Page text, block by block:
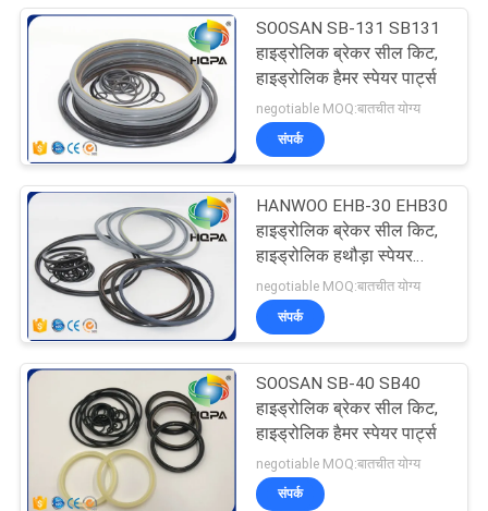
फाइनल ड्राइव सील किट
हाइड्रोलिक मोटर सील
किट
98
SOOSAN SB-131 SB131
हाइड्रोलिक ब्रेकर सील किट,
हाइड्रोलिक हैमर स्पेयर पार्ट्स
negotiable MOQ:बातचीत योग्य
संपर्क
HANWOO EHB-30 EHB30
हाइड्रोलिक ब्रेकर सील किट,
हाइड्रोलिक हथौड़ा स्पेयर
पार्ट्स
negotiable MOQ:बातचीत योग्य
संपर्क
SOOSAN SB-40 SB40
हाइड्रोलिक ब्रेकर सील किट,
हाइड्रोलिक हैमर स्पेयर पार्ट्स
negotiable MOQ:बातचीत योग्य
संपर्क